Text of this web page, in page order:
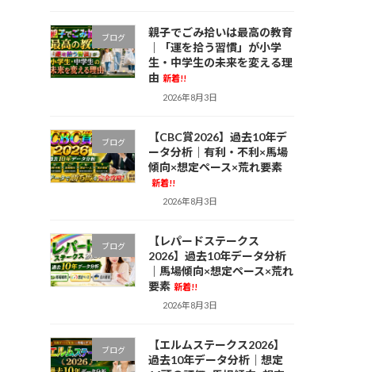
ブログ
親子でごみ拾いは最高の教育
｜「運を拾う習慣」が小学
生・中学生の未来を変える理
由 新着!!
2026年8月3日
ブログ
【CBC賞2026】過去10年デ
ータ分析｜有利・不利×馬場
傾向×想定ペース×荒れ要素
新着!!
2026年8月3日
ブログ
【レパードステークス
2026】過去10年データ分析
｜馬場傾向×想定ペース×荒れ
要素 新着!!
2026年8月3日
ブログ
【エルムステークス2026】
過去10年データ分析｜想定